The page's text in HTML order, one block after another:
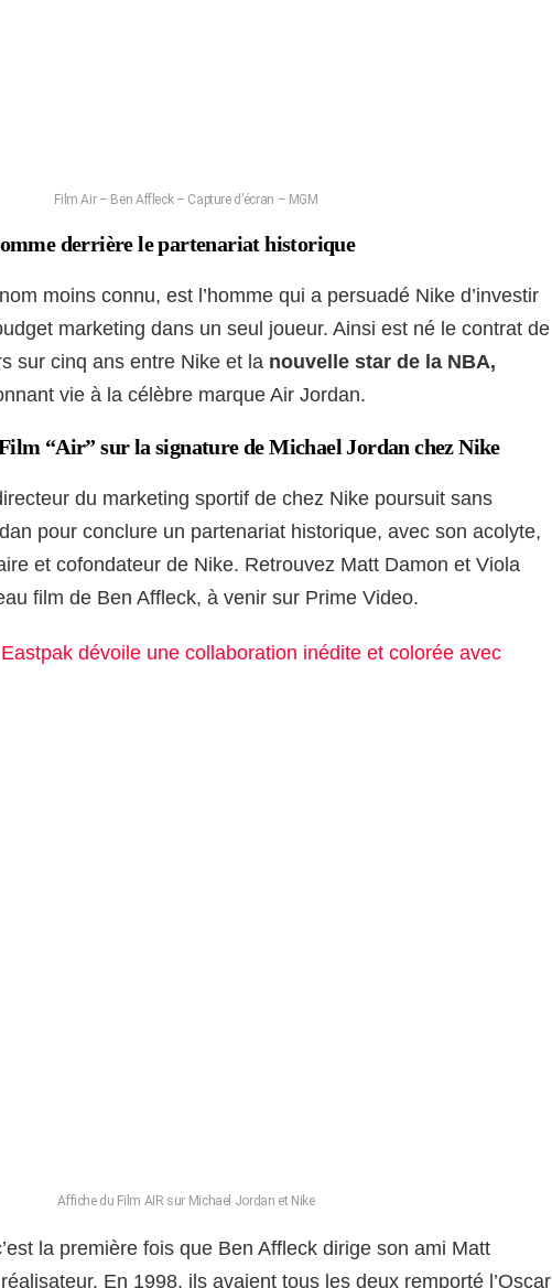
Film Air – Ben Affleck – Capture d’écran – MGM
derrière le partenariat historique
moins connu, est l’homme qui a persuadé Nike d’investir
marketing dans un seul joueur. Ainsi est né le contrat de
sur cinq ans entre Nike et la nouvelle star de la NBA,
vie à la célèbre marque Air Jordan.
“Air” sur la signature de Michael Jordan chez Nike
du marketing sportif de chez Nike poursuit sans
pour conclure un partenariat historique, avec son acolyte,
et cofondateur de Nike. Retrouvez Matt Damon et Viola
film de Ben Affleck, à venir sur Prime Video.
Eastpak dévoile une collaboration inédite et colorée avec
Affiche du Film AIR sur Michael Jordan et Nike
la première fois que Ben Affleck dirige son ami Matt
En 1998, ils avaient tous les deux remporté l’Oscar